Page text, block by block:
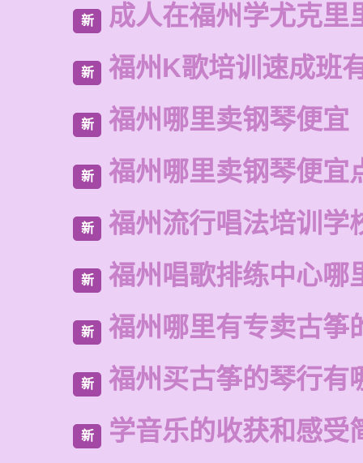
新 成人在福州学尤克里
新 福州K歌培训速成班
新 福州哪里卖钢琴便宜
新 福州哪里卖钢琴便宜
新 福州流行唱法培训学
新 福州唱歌排练中心哪
新 福州哪里有专卖古筝
新 福州买古筝的琴行有
新 学音乐的收获和感受